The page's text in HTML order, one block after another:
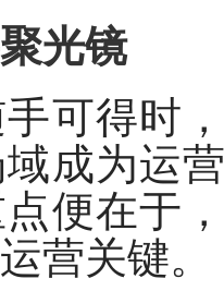
光镜
可得时
成为运
便在于
营关键。